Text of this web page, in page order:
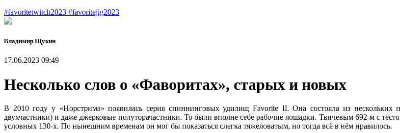
#favoritetwitch2023 #favoritejig2023
Владимир Щукин
17.06.2023 09:49
Несколько слов о «Фаворитах», старых и новых
В 2010 году у «Норстрима» появилась серия спиннинговых удилищ Favorite II. Она состояла из
двухчастники) и даже джерковые полуторачастники. То были вполне себе рабочие лошадки. Твичевым 692-м с
условных 130-х. По нынешним временам он мог бы показаться слегка тяжеловатым, но тогда всё в нём нравилось.